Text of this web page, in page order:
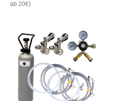
ab 20€)